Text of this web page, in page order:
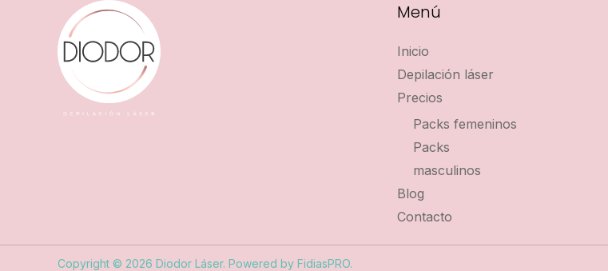
necesitan
Menú
Inicio
Depilación láser
Precios
Packs femeninos
Packs
masculinos
Blog
Contacto
Copyright © 2026 Diodor Láser. Powered by FidiasPRO.